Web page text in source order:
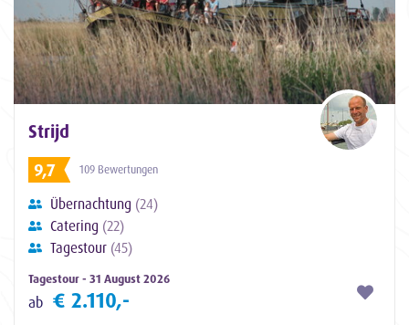
Strijd
9,7
109 Bewertungen
Übernachtung (24)
Catering (22)
Tagestour (45)
Tagestour - 31 August 2026
ab € 2.110,-